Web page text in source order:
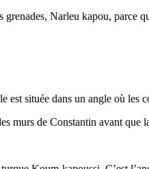
Narleu kapou, parce
située dans un angle où les
murs de Constantin avant que